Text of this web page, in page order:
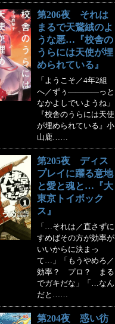
第206夜 それは
まるで天鵞絨のよ
うな悪…『校舎の
うらには天使が埋
められている』
「ようこそ／4年2組
へ／ずぅ――――っと
なかよしでいようね」
『校舎のうらには天使
が埋められている』小
山鹿……
第205夜 ディス
プレイに躍る意地
と愛と魂と…『大
東京トイボック
ス』
「…それは／直さずに
すめばその方が効率が
いいからに決まっ
て…」「もうやめろ／
効率？ プロ？ まる
でガキだな」「…なん
だと……
第204夜 惑い彷